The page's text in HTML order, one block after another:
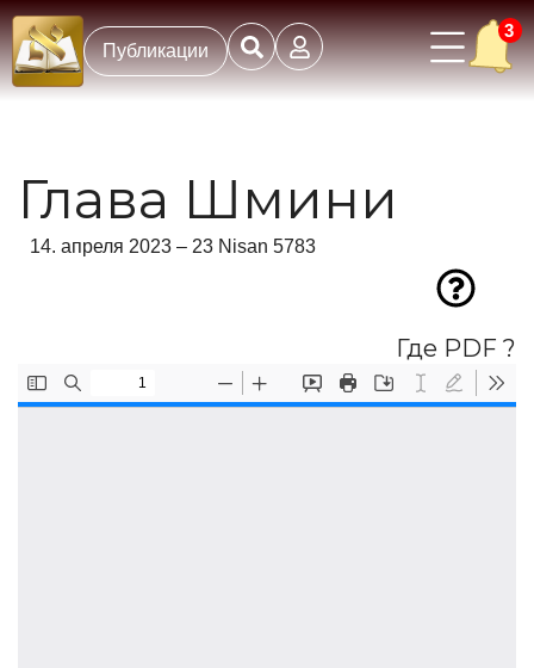
Публикации
3
Глава Шмини
14. апреля 2023 – 23 Nisan 5783
Где PDF ?